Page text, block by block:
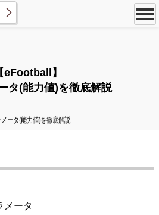
【eFootball】
タ(能力値)を徹底解説
ータ(能力値)を徹底解説
メータ